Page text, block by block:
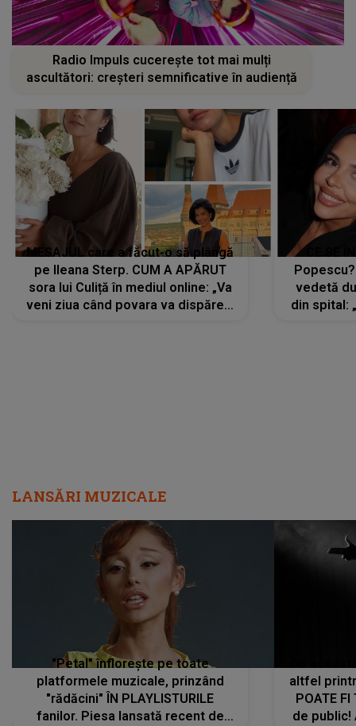
Radio Impuls cucerește tot mai mulți
ascultători: creșteri semnificative în audiență
MESAJUL care a făcut-o să plângă
pe Ileana Sterp. CUM A APĂRUT
sora lui Culiță în mediul online: „Va
veni ziua când povara va dispărea,
vedetă
din spital:
LANSĂRI MUZICALE
"Petal" înflorește pe toate
platformele muzicale, prinzând
"rădăcini" ÎN PLAYLISTURILE
fanilor. Piesa lansată recent de
altfel
POATE FI
de public!